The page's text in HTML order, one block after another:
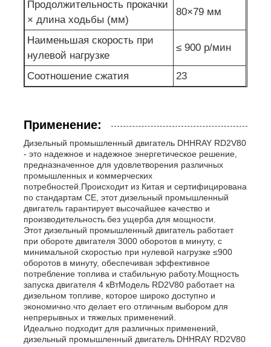
Продолжительность прокачки
× длина ходьбы (мм)
80×79 мм
Наименьшая скорость при
нулевой нагрузке
≤ 900 р/мин
Соотношение сжатия 23
Применение:
Дизельный промышленный двигатель DHHRAY RD2V80
- это надежное и надежное энергетическое решение,
предназначенное для удовлетворения различных
промышленных и коммерческих
потребностей.Происходит из Китая и сертифицирована
по стандартам CE, этот дизельный промышленный
двигатель гарантирует высочайшее качество и
производительность.без ущерба для мощности.
Этот дизельный промышленный двигатель работает
при обороте двигателя 3000 оборотов в минуту, с
минимальной скоростью при нулевой нагрузке ≤900
оборотов в минуту, обеспечивая эффективное
потребление топлива и стабильную работу.Мощность
запуска двигателя 4 кВтМодель RD2V80 работает на
дизельном топливе, которое широко доступно и
экономично.что делает его отличным выбором для
непрерывных и тяжелых применений.
Идеально подходит для различных применений,
дизельный промышленный двигатель DHHRAY RD2V80